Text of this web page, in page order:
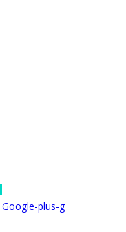
Google-plus-g